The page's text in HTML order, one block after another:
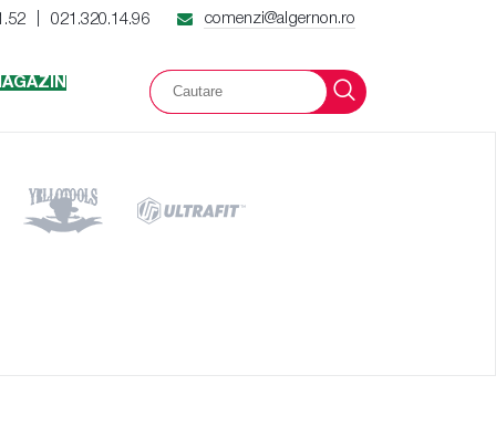
021.320.14.96 comenzi@algernon.ro